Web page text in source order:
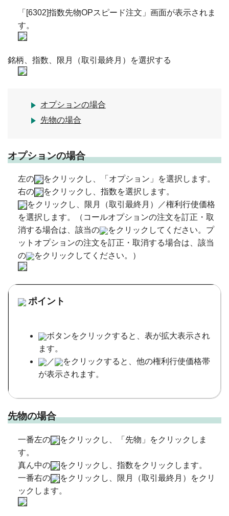
「[6302]指数先物OPスピード注文」画面が表示されま
す。
銘柄、指数、限月（取引最終月）を選択する
オプションの場合
先物の場合
オプションの場合
左の
をクリックし、「オプション」を選択します。
右の
をクリックし、指数を選択します。
をクリックし、限月（取引最終月）／権利行使価格
を選択します。（コールオプションの注文を訂正・取
消する場合は、該当の
をクリックしてください。プ
ットオプションの注文を訂正・取消する場合は、該当
の
をクリックしてください。）
ポイント
ボタンをクリックすると、表が拡大表示され
ます。
／
をクリックすると、他の権利行使価格帯
が表示されます。
先物の場合
一番左の
をクリックし、「先物」をクリックしま
す。
真ん中の
をクリックし、指数をクリックします。
一番右の
をクリックし、限月（取引最終月）をクリ
ックします。